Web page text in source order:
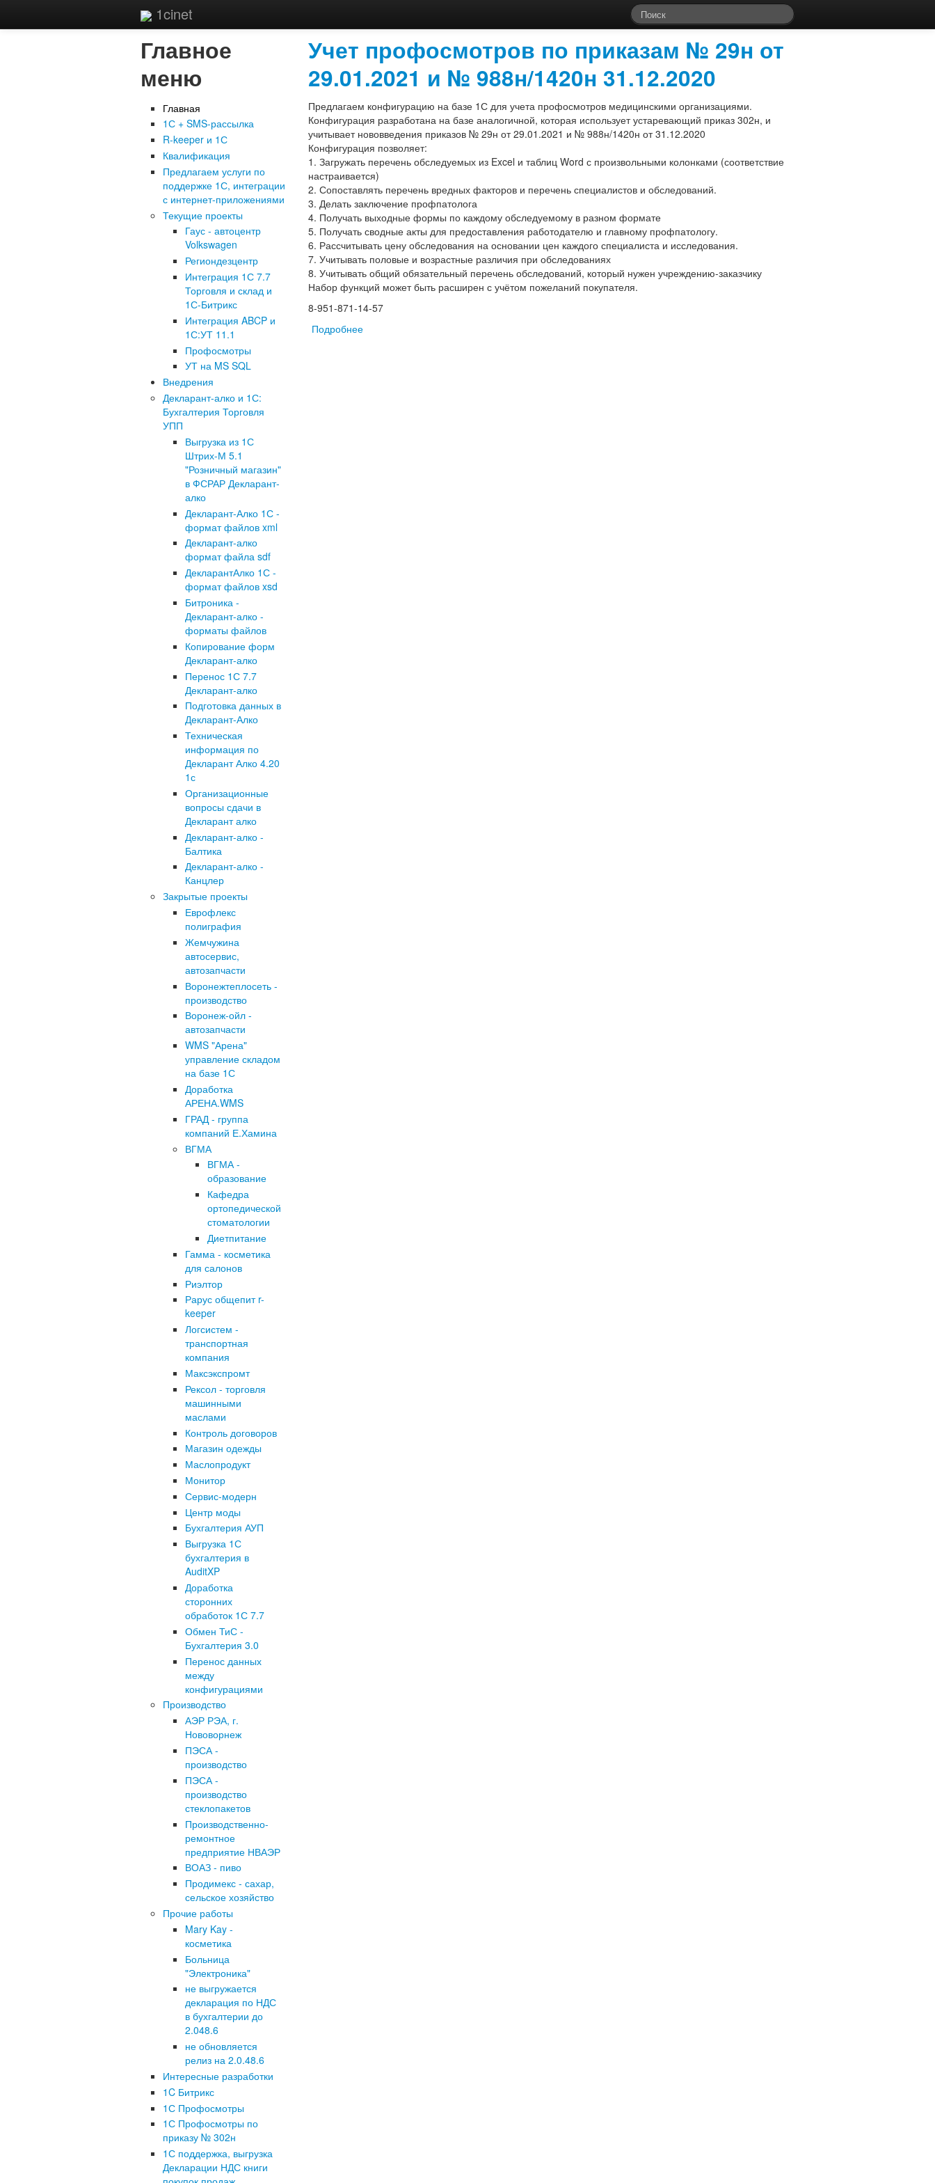
1cinet
Главное
меню
Главная
1С + SMS-рассылка
R-keeper и 1С
Квалификация
Предлагаем услуги по
поддержке 1С, интеграции
с интернет-приложениями
Текущие проекты
Гаус - автоцентр
Volkswagen
Региондезцентр
Интеграция 1С 7.7
Торговля и склад и
1С-Битрикс
Интеграция ABCP и
1С:УТ 11.1
Профосмотры
УТ на MS SQL
Внедрения
Декларант-алко и 1С:
Бухгалтерия Торговля
УПП
Выгрузка из 1С
Штрих-М 5.1
"Розничный магазин"
в ФСРАР Декларант-
алко
Декларант-Алко 1С -
формат файлов xml
Декларант-алко
формат файла sdf
ДекларантАлко 1С -
формат файлов xsd
Битроника -
Декларант-алко -
форматы файлов
Копирование форм
Декларант-алко
Перенос 1С 7.7
Декларант-алко
Подготовка данных в
Декларант-Алко
Техническая
информация по
Декларант Алко 4.20
1с
Организационные
вопросы сдачи в
Декларант алко
Декларант-алко -
Балтика
Декларант-алко -
Канцлер
Закрытые проекты
Еврофлекс
полиграфия
Жемчужина
автосервис,
автозапчасти
Воронежтеплосеть -
производство
Воронеж-ойл -
автозапчасти
WMS "Арена"
управление складом
на базе 1С
Доработка
АРЕНА.WMS
ГРАД - группа
компаний Е.Хамина
ВГМА
ВГМА -
образование
Кафедра
ортопедической
стоматологии
Диетпитание
Гамма - косметика
для салонов
Риэлтор
Рарус общепит r-
keeper
Логсистем -
транспортная
компания
Максэкспромт
Рексол - торговля
машинными
маслами
Контроль договоров
Магазин одежды
Маслопродукт
Монитор
Сервис-модерн
Центр моды
Бухгалтерия АУП
Выгрузка 1С
бухгалтерия в
AuditXP
Доработка
сторонних
обработок 1С 7.7
Обмен ТиС -
Бухгалтерия 3.0
Перенос данных
между
конфигурациями
Производство
АЭР РЭА, г.
Нововорнеж
ПЭСА -
производство
ПЭСА -
производство
стеклопакетов
Производственно-
ремонтное
предприятие НВАЭР
ВОАЗ - пиво
Продимекс - сахар,
сельское хозяйство
Прочие работы
Mary Kay -
косметика
Больница
"Электроника"
не выгружается
декларация по НДС
в бухгалтерии до
2.048.6
не обновляется
релиз на 2.0.48.6
Интересные разработки
1C Битрикс
1С Профосмотры
1С Профосмотры по
приказу № 302н
1С поддержка, выгрузка
Декларации НДС книги
Учет профосмотров по приказам № 29н от
29.01.2021 и № 988н/1420н 31.12.2020
Предлагаем конфигурацию на базе 1С для учета профосмотров медицинскими организациями.
Конфигурация разработана на базе аналогичной, которая использует устаревающий приказ 302н, и
учитывает нововведения приказов № 29н от 29.01.2021 и № 988н/1420н от 31.12.2020
Конфигурация позволяет:
1. Загружать перечень обследуемых из Excel и таблиц Word с произвольными колонками (соответствие
настраивается)
2. Сопоставлять перечень вредных факторов и перечень специалистов и обследований.
3. Делать заключение профпатолога
4. Получать выходные формы по каждому обследуемому в разном формате
5. Получать сводные акты для предоставления работодателю и главному профпатологу.
6. Рассчитывать цену обследования на основании цен каждого специалиста и исследования.
7. Учитывать половые и возрастные различия при обследованиях
8. Учитывать общий обязательный перечень обследований, который нужен учреждению-заказчику
Набор функций может быть расширен с учётом пожеланий покупателя.
8-951-871-14-57
Подробнее